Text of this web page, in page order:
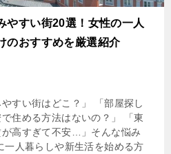
やすい街20選！女性の一人
のおすすめを厳選紹介
すい街はどこ？」 「部屋探し
住める方法はないの？」 「東
高すぎて不安…」そんな悩み
一人暮らしや新生活を始める方